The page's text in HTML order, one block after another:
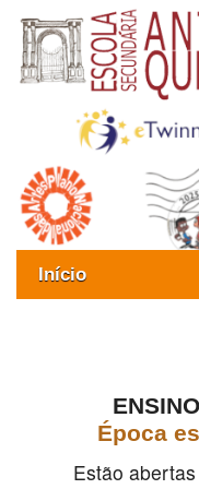
Início
ESAQ sem Bullying
Época
Estão